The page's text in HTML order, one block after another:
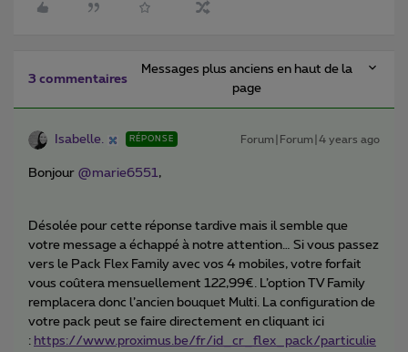
3 commentaires
Messages plus anciens en haut de la
page
Isabelle. RÉPONSE Forum|Forum|4 years ago
Bonjour @marie6551,
Désolée pour cette réponse tardive mais il semble que
votre message a échappé à notre attention… Si vous passez
vers le Pack Flex Family avec vos 4 mobiles, votre forfait
vous coûtera mensuellement 122,99€. L’option TV Family
remplacera donc l’ancien bouquet Multi. La configuration de
votre pack peut se faire directement en cliquant ici
: https://www.proximus.be/fr/id_cr_flex_pack/particulie